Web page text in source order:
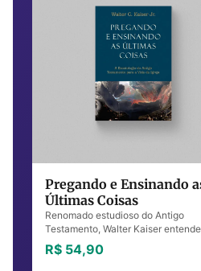
Pregando e Ensinando
Últimas Coisas
Renomado estudioso do Antigo
Testamento, Walter Kaiser entende
hoje esta parte da revelação é
negligenciada no ensino e na
R$ 54,90